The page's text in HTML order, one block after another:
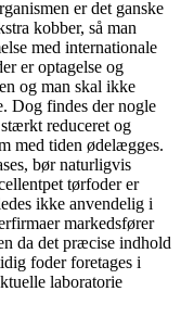
er det ganske
kobber, så man
med internationale
er optagelse og
og man skal ikke
Dog findes der nogle
reduceret og
med tiden ødelægges.
bør naturligvis
tørfoder er
ikke anvendelig i
markedsfører
da det præcise indhold
foder foretages i
laboratorie